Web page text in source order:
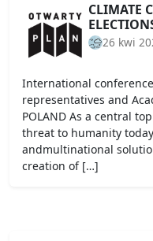
CLIMATE
26 kwi
International
representatives and
POLAND As a central
threat to humanity
andmultinational
creation of […]